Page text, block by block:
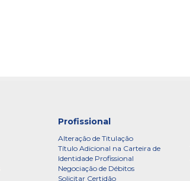
Profissional
Alteração de Titulação
Título Adicional na Carteira de
Identidade Profissional
Negociação de Débitos
Solicitar Certidão